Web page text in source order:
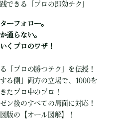
できる「プロの即効テク」
ーフォロー。
通らない。
くプロのワザ！
「プロの勝つテク」を伝授！
る側」両方の立場で、1000を
たプロ中のプロ！
ン後のすべての局面に対応！
版の【オール図解】！